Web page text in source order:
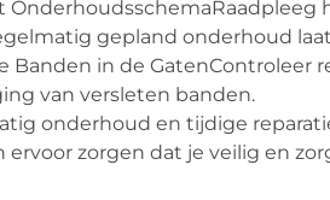
OnderhoudsschemaRaadpleeg
gepland onderhoud
Banden in de GatenControleer
van versleten banden.
onderhoud en tijdige
ervoor zorgen dat je veilig en